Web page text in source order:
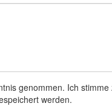
genommen. Ich
werden.